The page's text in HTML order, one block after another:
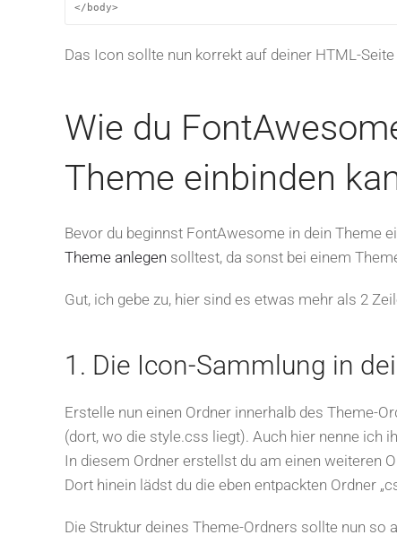
</body>
Das Icon sollte nun korrekt auf deiner HTML-
Wie du
Theme einbinden
Bevor du beginnst FontAwesome in dein Theme
Theme anlegen solltest, da sonst bei einem
Gut, ich gebe zu, hier sind es etwas mehr als 2
1. Die Icon-Sammlung in
Erstelle nun einen Ordner innerhalb des Theme-
(dort, wo die style.css liegt). Auch hier nenne ich
In diesem Ordner erstellst du am einen weiteren
Dort hinein lädst du die eben entpackten Ordner
Die Struktur deines Theme-Ordners sollte nun so